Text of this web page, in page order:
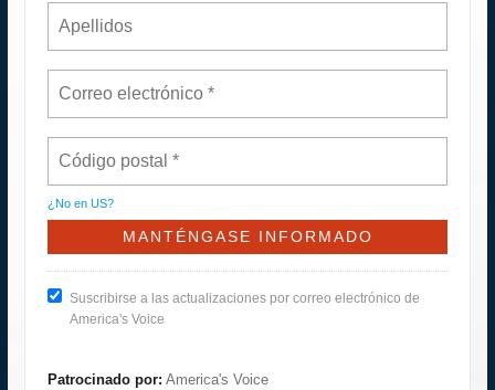
¿No en US?
Suscribirse a las actualizaciones por correo electrónico de
America's Voice
Patrocinado por: America's Voice